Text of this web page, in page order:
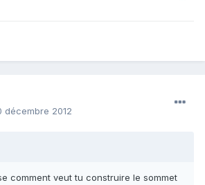
décembre 2012
comment veut tu construire le sommet